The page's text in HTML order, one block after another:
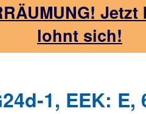
lohnt sich!
1, EEK: E,